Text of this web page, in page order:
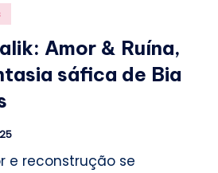
Amor & Ruína,
sáfica de Bia
e reconstrução se